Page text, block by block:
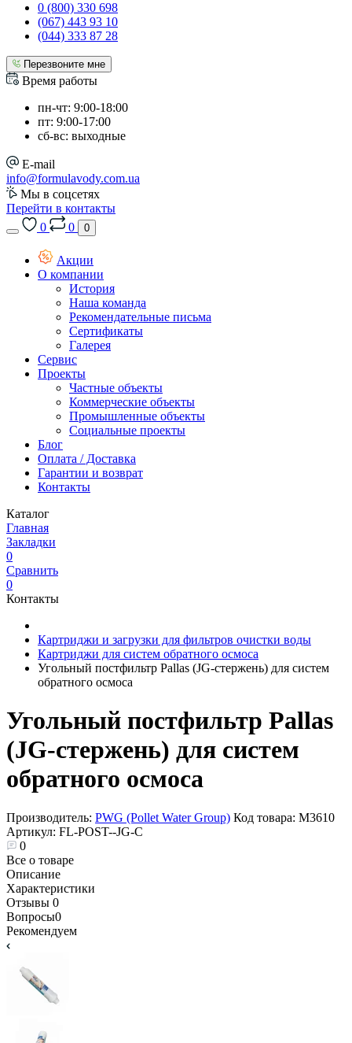
0 (800) 330 698
(067) 443 93 10
(044) 333 87 28
Перезвоните мне
Время работы
пн-чт: 9:00-18:00
пт: 9:00-17:00
сб-вс: выходные
E-mail
info@formulavody.com.ua
Мы в соцсетях
Перейти в контакты
0
0 0
Акции
О компании
История
Наша команда
Рекомендательные письма
Сертификаты
Галерея
Сервис
Проекты
Частные объекты
Коммерческие объекты
Промышленные объекты
Социальные проекты
Блог
Оплата / Доставка
Гарантии и возврат
Контакты
Каталог
Главная
Закладки
0
Сравнить
0
Контакты
Картриджи и загрузки для фильтров очистки воды
Картриджи для систем обратного осмоса
Угольный постфильтр Pallas (JG-стержень) для систем
обратного осмоса
Угольный постфильтр Pallas
(JG-стержень) для систем
обратного осмоса
Производитель: PWG (Pollet Water Group) Код товара: М3610
Артикул: FL-POST--JG-С
0
Все о товаре
Описание
Характеристики
Отзывы 0
Вопросы0
Рекомендуем